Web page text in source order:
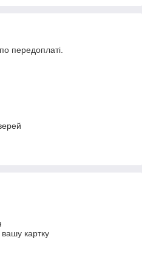
передоплаті.
картку